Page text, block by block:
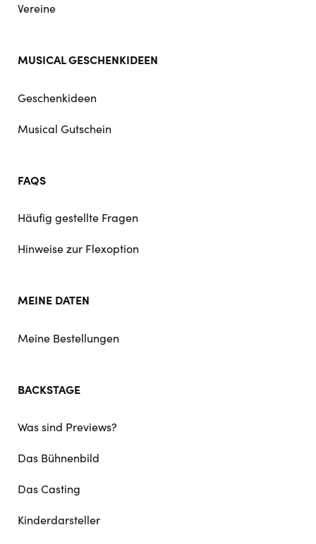
Vereine
MUSICAL GESCHENKIDEEN
Geschenkideen
Musical Gutschein
FAQS
Häufig gestellte Fragen
Hinweise zur Flexoption
MEINE DATEN
Meine Bestellungen
BACKSTAGE
Was sind Previews?
Das Bühnenbild
Das Casting
Kinderdarsteller